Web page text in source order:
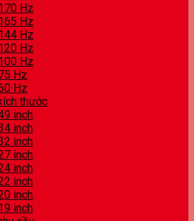
Hz
Hz
Hz
Hz
Hz
Hz
Hz
thước
inch
inch
inch
inch
inch
inch
inch
inch